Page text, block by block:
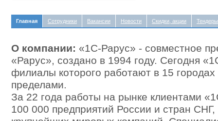
Главная Сотрудники Вакансии Новости Скидки, акции Тендеры
О компании: «1С-Рарус» - совместное
«Рарус», создано в 1994 году. Сегодня
филиалы которого работают в 15
пределами.
За 22 года работы на рынке клиентами
100 000 предприятий России и стран